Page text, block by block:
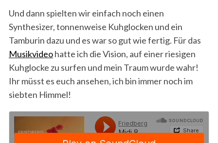
Und dann spielten wir einfach noch einen
Synthesizer, tonnenweise Kuhglocken und ein
Tamburin dazu und es war so gut wie fertig. Für das
Musikvideohatte ich die Vision, auf einer riesigen
Kuhglocke zu surfen und mein Traum wurde wahr!
Ihr müsst es euch ansehen, ich bin immer noch im
siebten Himmel!